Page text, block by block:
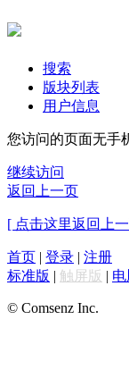
搜索
版块列表
用户信息
您访问的页面无手
继续访问
返回上一页
[ 点击这里返回上
首页 | 登录 | 注册
标准版 | 触屏版 | 电
© Comsenz Inc.